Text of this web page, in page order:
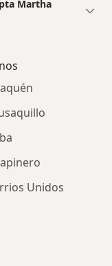
Martha
Unidos